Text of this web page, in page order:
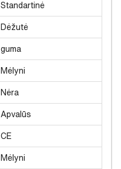
Standartinė
Dėžutė
guma
Mėlyni
Nėra
Apvalūs
CE
Mėlyni